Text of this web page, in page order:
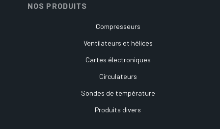
NOS PRODUITS
Compresseurs
Ventilateurs et hélices
Cartes électroniques
Circulateurs
Sondes de température
Produits divers